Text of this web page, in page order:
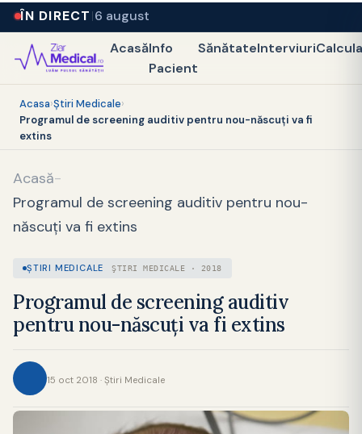
ÎN DIRECT 6 august
AcasăInfo
Pacient
SănătateInterviuri
Acasa›Ştiri Medicale›
Programul de screening auditiv pentru nou-născuți va fi
extins
Acasă-
Programul de screening auditiv pentru nou-
născuți va fi extins
ŞTIRI MEDICALE ŞTIRI MEDICALE · 2018
Programul de screening auditiv
pentru nou-născuți va fi extins
15 oct 2018 · Ştiri Medicale